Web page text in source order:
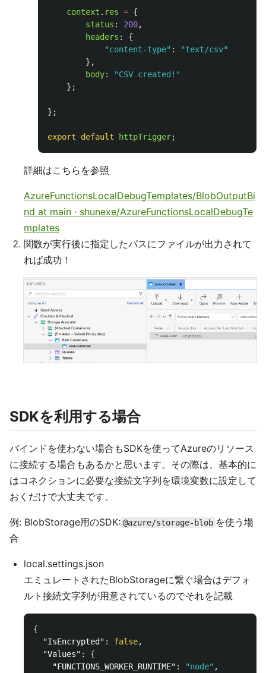
context . res = {
status : 200,
headers :
{
"content-type" : "text/csv"
},
body: "CSV created! "
};
};
export default httpTrigger;
詳細はこちらを参照
AzureFunctionsLocalDebugTemplates/BlobOutputBi
nd at main · shunexe/AzureFunctionsLocalDebugTe
mplates
関数が実行後に指定したパスにファイルが出力されて
れば成功！
SDKを利用する場合
バインドを使わない場合もSDKを使ってAzureのリソース
に接続する場合もあるかと思います。その際は、基本的に
はコネクションに必要な接続文字列を環境変数に設定して
おくだけで大丈夫です。
例: BlobStorage用のSDK: @azure/storage-blob を使う場
合
local.settings.json
エミュレートされたBlobStorageに繋ぐ場合はデフォ
ルト接続文字列が用意されているのでそれを記載
{
"IsEncrypted" : false,
"Values" :
{
"FUNCTIONS_WORKER_RUNTIME" : "node" ,